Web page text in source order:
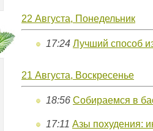
22 Августа, Понедельник
17:24 Лучший способ
21 Августа, Воскресенье
18:56 Собираемся в
17:11 Азы похудения: